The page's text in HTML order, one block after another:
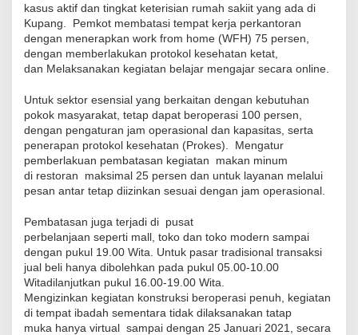
kasus aktif dan tingkat keterisian rumah sakiit yang ada di
Kupang.
Pemkot membatasi tempat kerja perkantoran
dengan menerapkan work from home (WFH) 75 persen,
dengan memberlakukan protokol kesehatan ketat
dan Melaksanakan kegiatan belajar mengajar secara online.
Untuk sektor esensial yang berkaitan dengan kebutuhan
pokok masyarakat, tetap dapat beroperasi 100 persen,
dengan pengaturan jam operasional dan kapasitas, serta
penerapan protokol kesehatan (Prokes) . Mengatur
pemberlakuan pembatasan kegiatan makan minum
di restoran maksimal 25 persen dan untuk layanan melalui
pesan antar tetap diizinkan sesuai dengan jam operasional.
Pembatasan juga terjadi di pusat
perbelanjaan seperti mall toko dan toko modern sampai
dengan pukul 19.00 Wita . Untuk pasar tradisional transaksi
jual beli hanya dibolehkan pada pukul 05.00-10.00
Witadilanjutkan pukul 16.00-19.00 Wita.
Mengizinkan kegiatan konstruksi beroperasi penuh, kegiatan
di tempat ibadah sementara tidak dilaksanakan tatap
muka hanya virtual sampai dengan 25 Januari 2021, secara